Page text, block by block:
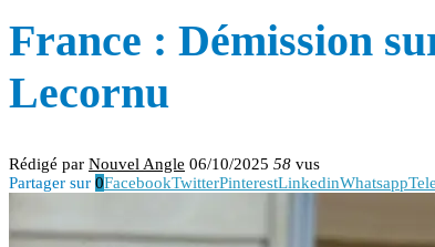
France : Démission
Lecornu
Rédigé par Nouvel Angle 06/10/2025 58 vus
Partager sur 0FacebookTwitterPinterestLinkedinWhatsapp